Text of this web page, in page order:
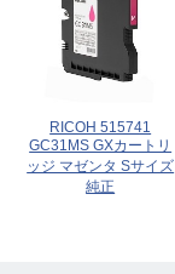
RICOH 515741
GC31MS GXカートリ
ッジ マゼンタ Sサイズ
純正